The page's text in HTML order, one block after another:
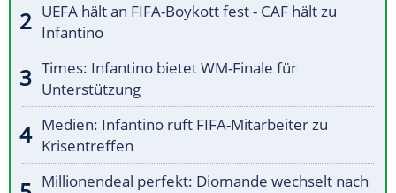
UEFA hält an FIFA-Boykott fest - CAF hält zu
Infantino
Times: Infantino bietet WM-Finale für
Unterstützung
Medien: Infantino ruft FIFA-Mitarbeiter zu
Krisentreffen
Millionendeal perfekt: Diomande wechselt nach